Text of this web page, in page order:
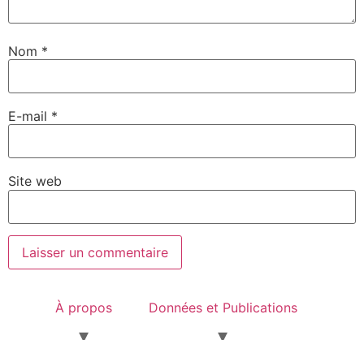
Nom *
E-mail *
Site web
À propos Données et Publications